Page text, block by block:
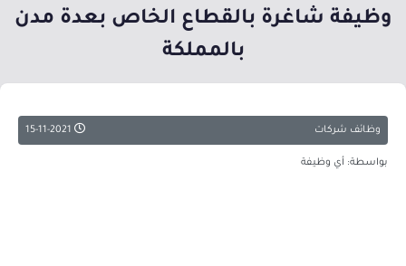
وظيفة شاغرة بالقطاع الخاص بعدة مدن
بالمملكة
وظائف شركات
بواسطة: أي وظيفة